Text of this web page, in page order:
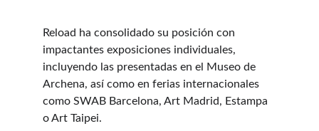
Reload ha consolidado su posición con
impactantes exposiciones individuales,
incluyendo las presentadas en el Museo de
Archena, así como en ferias internacionales
como SWAB Barcelona, Art Madrid, Estampa
o Art Taipei.